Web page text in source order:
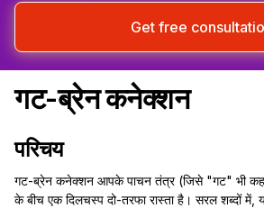
Get free
गट-ब्रेन कनेक्शन
परिचय
गट-ब्रेन कनेक्शन आपके पाचन तंत्र (जिसे "गट" भी
के बीच एक दिलचस्प दो-तरफा रास्ता है। सरल शब्दों में,